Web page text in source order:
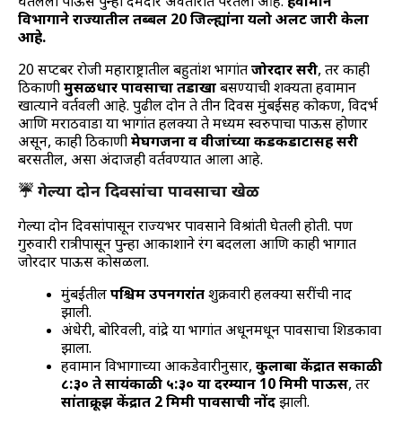
विभागाने राज्यातील तब्बल 20 जिल्ह्यांना यलो अलर्ट जारी केला
आहे.
20 सप्टेंबर रोजी महाराष्ट्रातील बहुतांश भागांतजोरदार सरी, तर काही
ठिकाणीमुसळधार पावसाचा तडाखाबसण्याची शक्यता हवामान
खात्याने वर्तवली आहे. पुढील दोन ते तीन दिवस मुंबईसह कोकण, विदर्भ
आणि मराठवाडा या भागांत हलक्या ते मध्यम स्वरुपाचा पाऊस होणार
असून, काही ठिकाणीमेघगर्जना व वीजांच्या कडकडाटासह सरी
बरसतील, असा अंदाजही वर्तवण्यात आला आहे.
☔ गेल्या दोन दिवसांचा पावसाचा खेळ
गेल्या दोन दिवसांपासून राज्यभर पावसाने विश्रांती घेतली होती. पण
गुरुवारी रात्रीपासून पुन्हा आकाशाने रंग बदलला आणि काही भागात
जोरदार पाऊस कोसळला.
मुंबईतीलपश्चिम उपनगरांतशुक्रवारी हलक्या सरींची नोंद
झाली.
अंधेरी, बोरिवली, वांद्रे या भागांत अधूनमधून पावसाचा शिडकावा
झाला.
हवामान विभागाच्या आकडेवारीनुसार, कुलाबा केंद्रात सकाळी
८:३० ते सायंकाळी ५:३० या दरम्यान 10 मिमी पाऊस, तर
सांताक्रूझ केंद्रात 2 मिमी पावसाची नोंदझाली.